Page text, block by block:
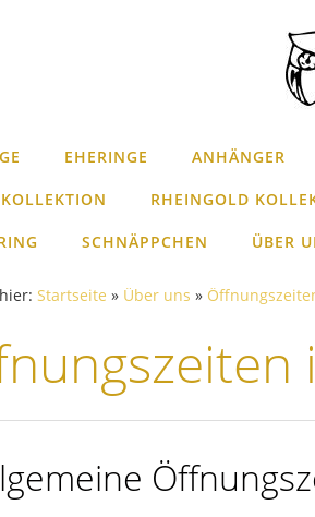
EHERINGE ANHÄNGER
RHEINGOLD
SCHNÄPPCHEN ÜBER
Startseite » Über uns »